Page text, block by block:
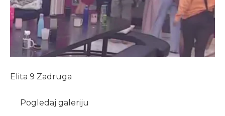
Elita 9 Zadruga
Pogledaj galeriju